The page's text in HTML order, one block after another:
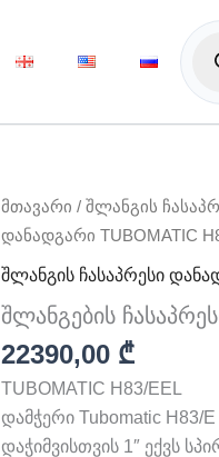
მთავარი / შლანგის
დანადგარი TUBOMATIC
შლანგის ჩასაპრესი
შლანგების
22390,00 ₾
TUBOMATIC H83/EEL
დამჭერი Tubomatic
დაჭიმვისთვის 1″ ექვს
რაოდენობა:
შლანგების
ჩასაპრესი
დანადგარი
TUBOMATIC
H83/EEL